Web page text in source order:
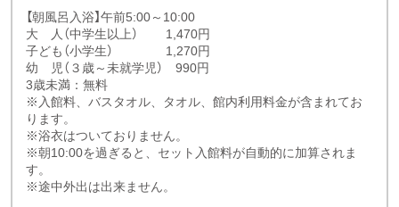
【朝風呂入浴】午前5:00～10:00
大 人（中学生以上） 1,470円
子ども（小学生） 1,270円
幼 児（３歳～未就学児） 990円
3歳未満：無料
※入館料、バスタオル、タオル、館内利用料金が含まれてお
ります。
※浴衣はついておりません。
※朝10:00を過ぎると、セット入館料が自動的に加算されま
す。
※途中外出は出来ません。